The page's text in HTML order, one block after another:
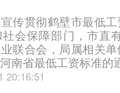
传贯彻鹤壁市最低
会保障部门，市直
业联合会，局属相
南省最低工资标准的
20:16:51